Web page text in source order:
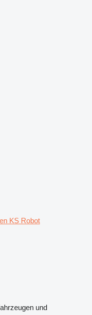
KS Robot
und